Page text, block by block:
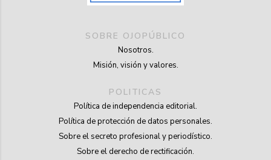
SOBRE OJOPÚBLICO
Nosotros.
Misión, visión y valores.
POLITICAS
Política de independencia editorial.
Política de protección de datos personales.
Sobre el secreto profesional y periodístico.
Sobre el derecho de rectificación.